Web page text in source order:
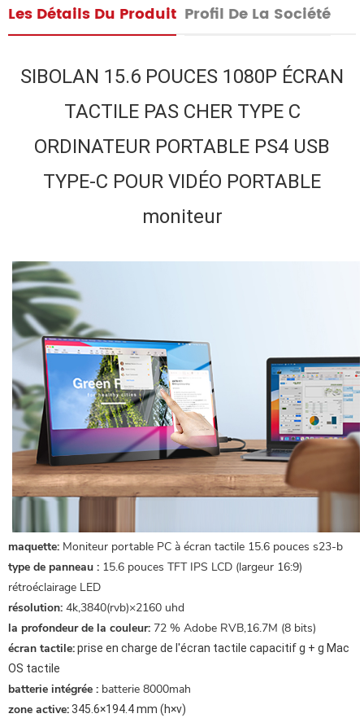
Les Détails Du Produit Profil De La Société
SIBOLAN 15.6 POUCES 1080P ÉCRAN
TACTILE PAS CHER TYPE C
ORDINATEUR PORTABLE PS4 USB
TYPE-C POUR VIDÉO PORTABLE
moniteur
maquette: Moniteur portable PC à écran tactile 15.6 pouces s23-b
type de panneau : 15.6 pouces TFT IPS LCD (largeur 16:9)
rétroéclairage LED
résolution: 4k,3840(rvb)×2160 uhd
la profondeur de la couleur: 72 % Adobe RVB,16.7M (8 bits)
écran tactile:prise en charge de l'écran tactile capacitif g + g Mac
OS tactile
batterie intégrée : batterie 8000mah
zone active:345.6×194.4 mm (h×v)